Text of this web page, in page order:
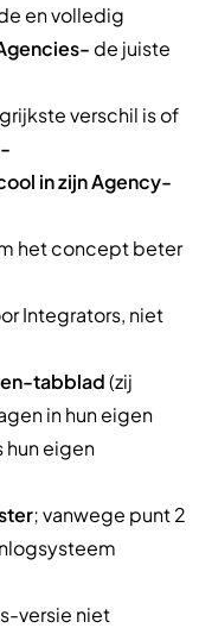
en volledig
de juiste
verschil is of
in zijn Agency-
het concept beter
Integrators, niet
tabblad(zij
in hun eigen
hun eigen
; vanwege punt 2
versie niet